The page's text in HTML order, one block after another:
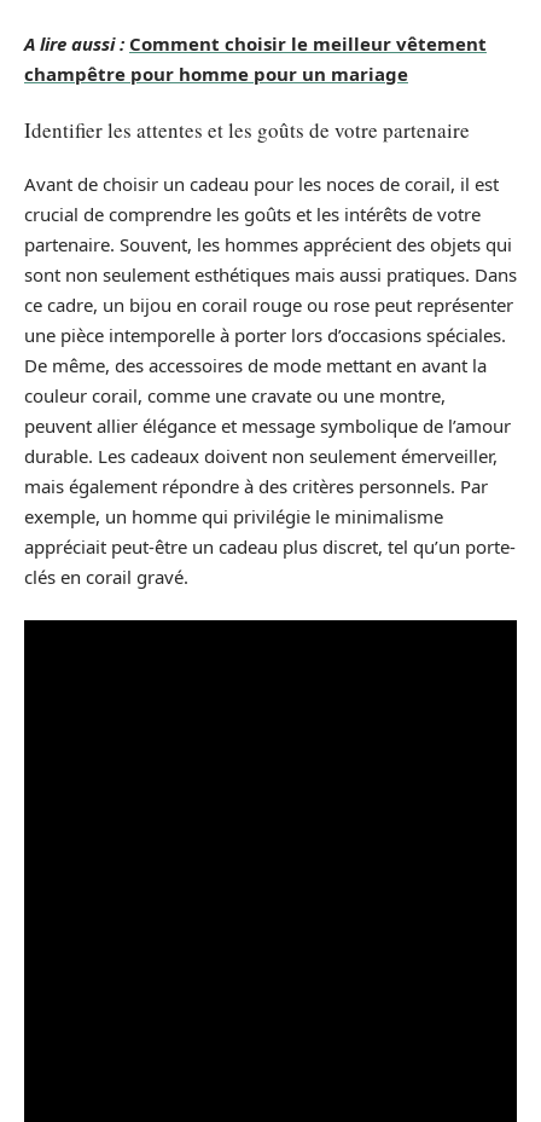
A lire aussi : Comment choisir le meilleur vêtement
champêtre pour homme pour un mariage
Identifier les attentes et les goûts de votre partenaire
Avant de choisir un cadeau pour les noces de corail, il est
crucial de comprendre les goûts et les intérêts de votre
partenaire. Souvent, les hommes apprécient des objets qui
sont non seulement esthétiques mais aussi pratiques. Dans
ce cadre, un bijou en corail rouge ou rose peut représenter
une pièce intemporelle à porter lors d’occasions spéciales.
De même, des accessoires de mode mettant en avant la
couleur corail, comme une cravate ou une montre,
peuvent allier élégance et message symbolique de l’amour
durable. Les cadeaux doivent non seulement émerveiller,
mais également répondre à des critères personnels. Par
exemple, un homme qui privilégie le minimalisme
appréciait peut-être un cadeau plus discret, tel qu’un porte-
clés en corail gravé.